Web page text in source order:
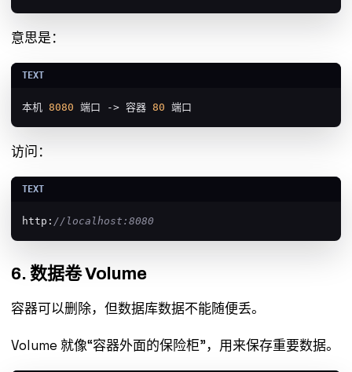
意思是：
本机 8080 端口 -> 容器 80 端口
访问：
http: //localhost:8080
6. 数据卷 Volume
容器可以删除，但数据库数据不能随便丢。
Volume 就像“容器外面的保险柜”，用来保存重要数据。